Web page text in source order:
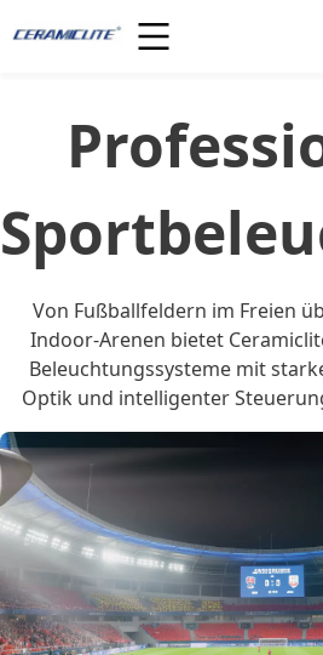
Von Fußballfeldern im Freien
Indoor-Arenen bietet
Beleuchtungssysteme mit
Optik und intelligenter